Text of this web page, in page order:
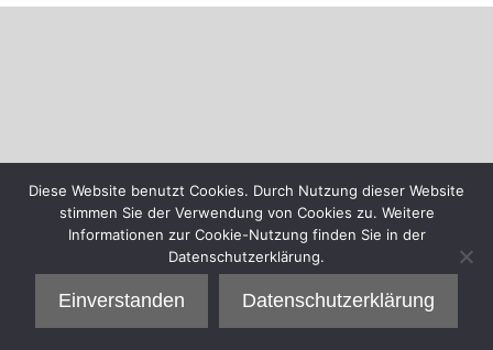
Diese Website benutzt Cookies. Durch Nutzung dieser Website
stimmen Sie der Verwendung von Cookies zu. Weitere
Informationen zur Cookie-Nutzung finden Sie in der
Datenschutzerklärung.
Einverstanden Datenschutzerklärung